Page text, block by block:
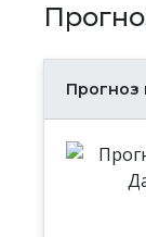
Прогноз